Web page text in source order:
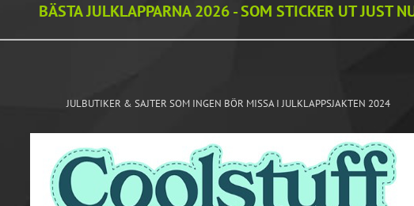
BÄSTA JULKLAPPARNA 2026 - SOM STICKER UT JUST
JULBUTIKER & SAJTER SOM INGEN BÖR MISSA I JULKLAPPSJAKTEN 2024